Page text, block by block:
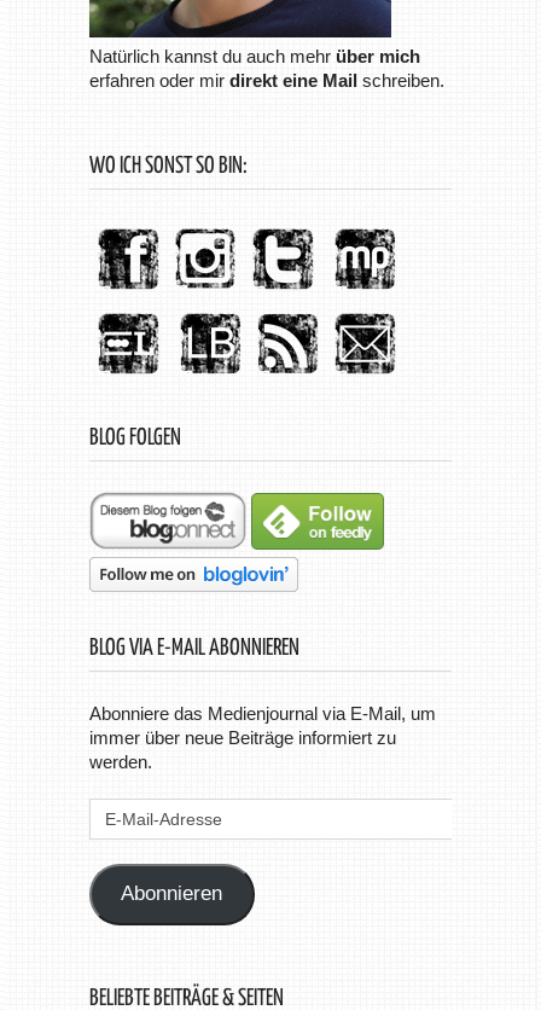
Natürlich kannst du auch mehr über mich
erfahren oder mir direkt eine Mailschreiben.
WO ICH SONST SO BIN:
BLOG FOLGEN
BLOG VIA E-MAIL ABONNIEREN
Abonniere das Medienjournal via E-Mail, um
immer über neue Beiträge informiert zu
werden.
Abonnieren
BELIEBTE BEITRÄGE & SEITEN